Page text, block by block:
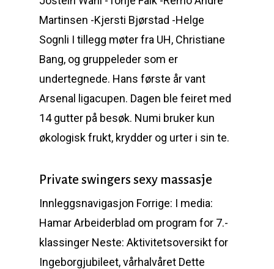
Martinsen -Kjersti Bjørstad -Helge
Sognli I tillegg møter fra UH, Christiane
Bang, og gruppeleder som er
undertegnede. Hans første år vant
Arsenal ligacupen. Dagen ble feiret med
14 gutter på besøk. Numi bruker kun
økologisk frukt, krydder og urter i sin te.
Private swingers sexy massasje
Innleggsnavigasjon Forrige: I media:
Hamar Arbeiderblad om program for 7.-
klassinger Neste: Aktivitetsoversikt for
Ingeborgjubileet, vårhalvåret Dette